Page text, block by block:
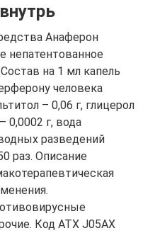
Анаферон
непатентованное
на 1 мл капель
человека
– 0,06 г, глицерол
0,0002 г, вода
разведений
раз. Описание
Код ATХ J05AX